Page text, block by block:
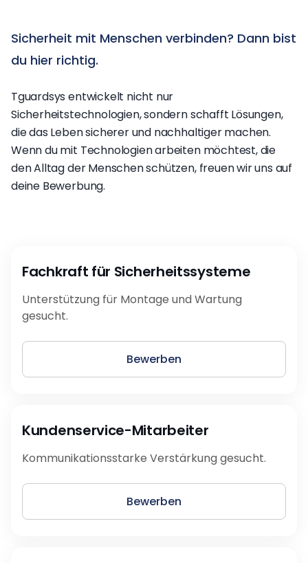
Sicherheit mit Menschen verbinden? Dann bist
du hier richtig.
Tguardsys entwickelt nicht nur
Sicherheitstechnologien, sondern schafft Lösungen,
die das Leben sicherer und nachhaltiger machen.
Wenn du mit Technologien arbeiten möchtest, die
den Alltag der Menschen schützen, freuen wir uns auf
deine Bewerbung.
Fachkraft für Sicherheitssysteme
Unterstützung für Montage und Wartung
gesucht.
Bewerben
Kundenservice-Mitarbeiter
Kommunikationsstarke Verstärkung gesucht.
Bewerben